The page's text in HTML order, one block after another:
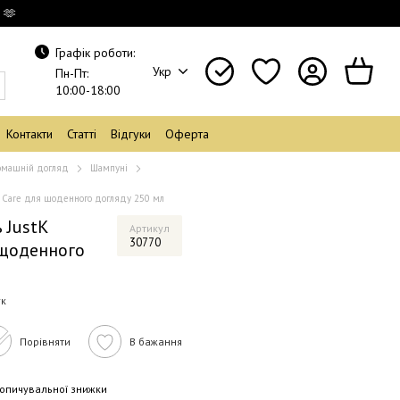
🫶
Графік роботи:
Пн-Пт:
10:00-18:00
Укр
Контакти Статті Відгуки Оферта
догляд
Шампуні
для щоденного догляду 250 мл
Артикул
30770
Порівняти В бажання
знижки